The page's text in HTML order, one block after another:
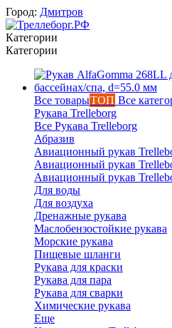
Город: Дмитров
Категории
Категории
Все товарыТОП Все
Рукава Trelleborg
Все Рукава Trelleborg
Абразив
Авиационный рукав
Авиационный рукав
Авиационный рукав
Для воды
Для воздуха
Дренажные рукава
Маслобензостойкие рукава
Морские рукава
Пищевые шланги
Рукава для краски
Рукава для пара
Рукава для сварки
Химические рукава
Еще
Вероника
онлайн